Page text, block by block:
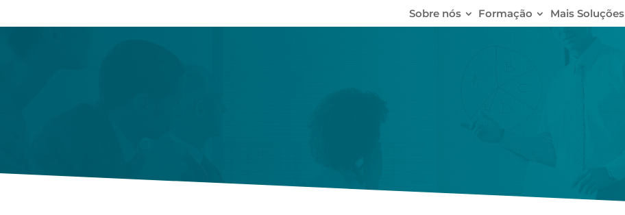
Sobre nós Formação Mais Soluções